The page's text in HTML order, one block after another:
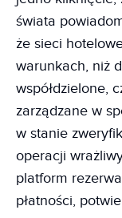
świata
że sieci
warunkach, niż
współdzielone,
zarządzane w
w stanie
operacji
platform
płatności,